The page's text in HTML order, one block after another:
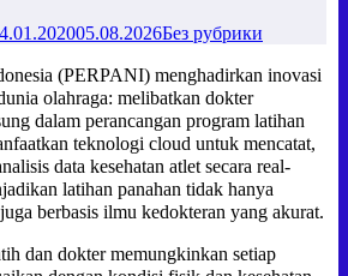
05.08.2026Без рубрики
(PERPANI) menghadirkan inovasi
olahraga: melibatkan dokter
dalam perancangan program latihan
teknologi cloud untuk mencatat,
data kesehatan atlet secara real-
latihan panahan tidak hanya
berbasis ilmu kedokteran yang akurat.
dan dokter memungkinkan setiap